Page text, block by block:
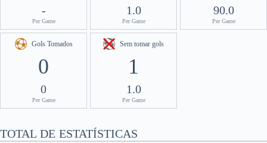
-
Per Game
1.0
Per Game
90.0
Per Game
Gols Tomados
0
0
Per Game
Sem tomar gols
1
1.0
Per Game
TOTAL DE ESTATÍSTICAS